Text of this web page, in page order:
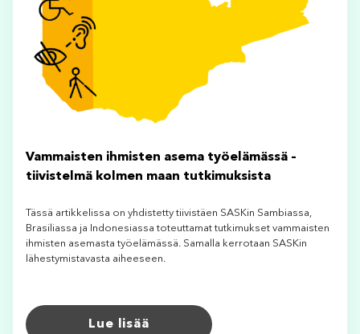
Vammaisten ihmisten asema työelämässä –
tiivistelmä kolmen maan tutkimuksista
Tässä artikkelissa on yhdistetty tiivistäen SASKin Sambiassa,
Brasiliassa ja Indonesiassa toteuttamat tutkimukset vammaisten
ihmisten asemasta työelämässä. Samalla kerrotaan SASKin
lähestymistavasta aiheeseen.
Lue lisää